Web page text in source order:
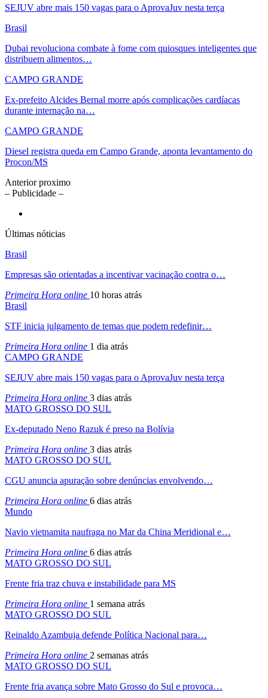
SEJUV abre mais 150 vagas para o AprovaJuv nesta terça
Brasil
Dubai revoluciona combate à fome com quiosques inteligentes que
distribuem alimentos…
CAMPO GRANDE
Ex-prefeito Alcides Bernal morre após complicações cardíacas
durante internação na…
CAMPO GRANDE
Diesel registra queda em Campo Grande, aponta levantamento do
Procon/MS
Anteriorproximo
– Publicidade –
Últimas nóticias
Brasil
Empresas são orientadas a incentivar vacinação contra o…
Primeira Hora online 10 horas atrás
Brasil
STF inicia julgamento de temas que podem redefinir…
Primeira Hora online 1 dia atrás
CAMPO GRANDE
SEJUV abre mais 150 vagas para o AprovaJuv nesta terça
Primeira Hora online 3 dias atrás
MATO GROSSO DO SUL
Ex-deputado Neno Razuk é preso na Bolívia
Primeira Hora online 3 dias atrás
MATO GROSSO DO SUL
CGU anuncia apuração sobre denúncias envolvendo…
Primeira Hora online 6 dias atrás
Mundo
Navio vietnamita naufraga no Mar da China Meridional e…
Primeira Hora online 6 dias atrás
MATO GROSSO DO SUL
Frente fria traz chuva e instabilidade para MS
Primeira Hora online 1 semana atrás
MATO GROSSO DO SUL
Reinaldo Azambuja defende Política Nacional para…
Primeira Hora online 2 semanas atrás
MATO GROSSO DO SUL
Frente fria avança sobre Mato Grosso do Sul e provoca…